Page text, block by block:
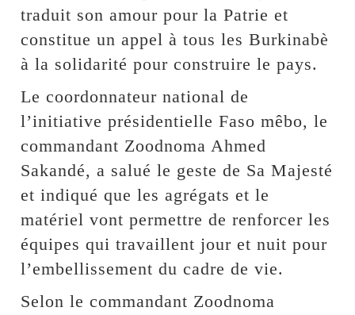
traduit son amour pour la Patrie et
constitue un appel à tous les Burkinabè
à la solidarité pour construire le pays.
Le coordonnateur national de
l’initiative présidentielle Faso mêbo, le
commandant Zoodnoma Ahmed
Sakandé, a salué le geste de Sa Majesté
et indiqué que les agrégats et le
matériel vont permettre de renforcer les
équipes qui travaillent jour et nuit pour
l’embellissement du cadre de vie.
Selon le commandant Zoodnoma